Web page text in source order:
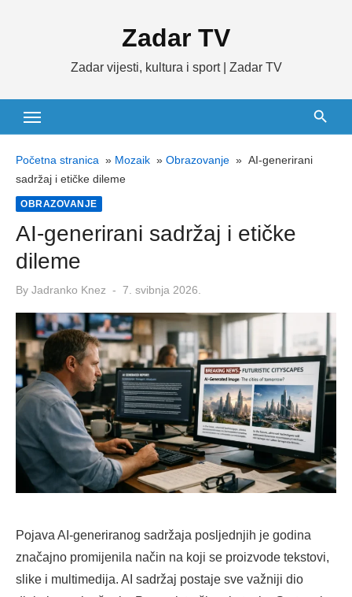
Zadar TV
Zadar vijesti, kultura i sport | Zadar TV
Početna stranica » Mozaik » Obrazovanje » AI-generirani
sadržaj i etičke dileme
OBRAZOVANJE
AI-generirani sadržaj i etičke
dileme
By Jadranko Knez
Posted
7. svibnja 2026.
Pojava AI-generiranog sadržaja posljednjih je godina
značajno promijenila način na koji se proizvode tekstovi,
slike i multimedija. AI sadržaj postaje sve važniji dio